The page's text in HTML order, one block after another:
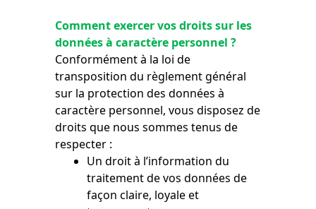
Comment exercer vos droits sur les
données à caractère personnel ?
Conformément à la loi de
transposition du règlement général
sur la protection des données à
caractère personnel, vous disposez de
droits que nous sommes tenus de
respecter :
Un droit à l’information du
traitement de vos données de
façon claire, loyale et